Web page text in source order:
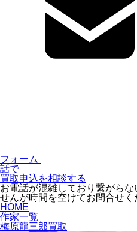
フォーム
話で
買取申込を相談する
お電話が混雑しており繋がら
せんが時間を空けてお問合せく
HOME
作家一覧
梅原龍三郎買取